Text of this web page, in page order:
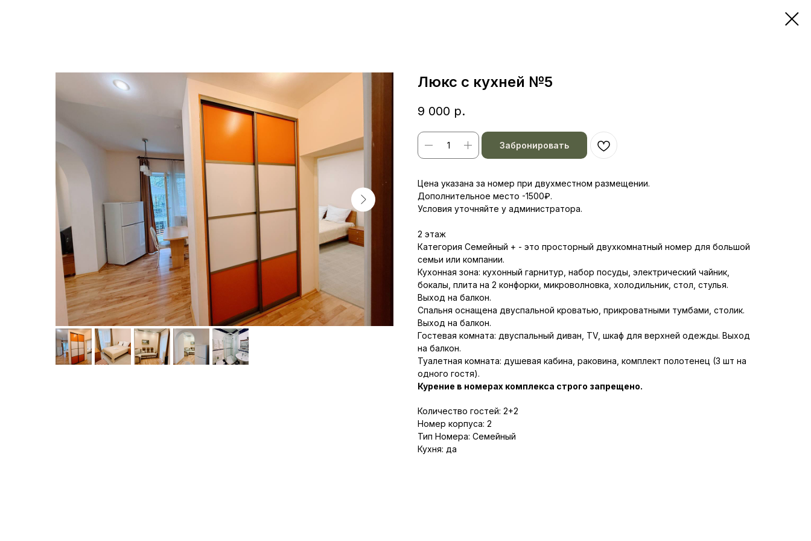
Люкс с кухней №5
9 000 р.
Забронировать
Цена указана за номер при двухместном размещении.
Дополнительное место -1500₽.
Условия уточняйте у администратора.
2 этаж
Категория Семейный + - это просторный двухкомнатный номер для большой
семьи или компании.
Кухонная зона: кухонный гарнитур, набор посуды, электрический чайник,
бокалы, плита на 2 конфорки, микроволновка, холодильник, стол, стулья.
Выход на балкон.
Спальня оснащена двуспальной кроватью, прикроватными тумбами, столик.
Выход на балкон.
Гостевая комната: двуспальный диван, TV, шкаф для верхней одежды. Выход
на балкон.
Туалетная комната: душевая кабина, раковина, комплект полотенец (3 шт на
одного гостя).
Курение в номерах комплекса строго запрещено.
Количество гостей: 2+2
Номер корпуса: 2
Тип Номера: Семейный
Кухня: да